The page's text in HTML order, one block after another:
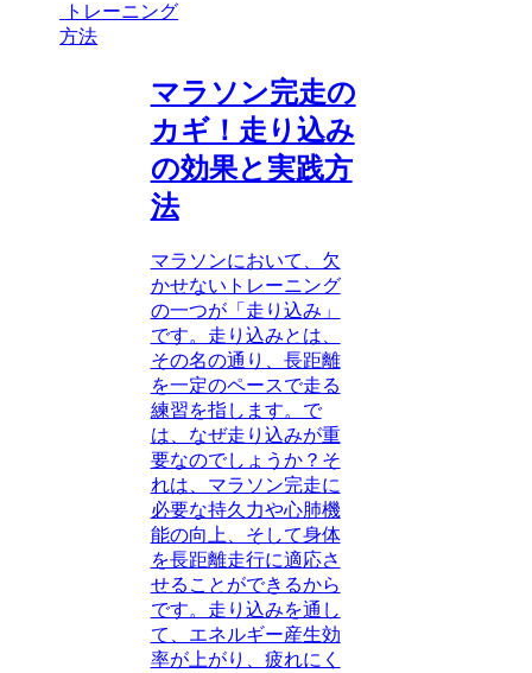
トレーニング
方法
マラソン完走の
カギ！走り込み
の効果と実践方
法
マラソンにおいて、欠
かせないトレーニング
の一つが「走り込み」
です。走り込みとは、
その名の通り、長距離
を一定のペースで走る
練習を指します。で
は、なぜ走り込みが重
要なのでしょうか？そ
れは、マラソン完走に
必要な持久力や心肺機
能の向上、そして身体
を長距離走行に適応さ
せることができるから
です。走り込みを通し
て、エネルギー産生効
率が上がり、疲れにく